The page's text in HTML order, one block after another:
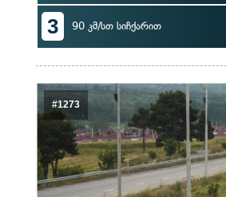
3 90 კმ/სთ სიჩქარით
#1273